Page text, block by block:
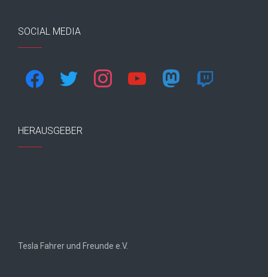
SOCIAL MEDIA
facebook twitter instagram youtube mastodon twitch
HERAUSGEBER
Tesla Fahrer und Freunde e.V.